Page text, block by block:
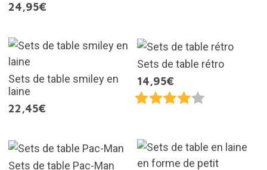
24,95€
Sets de table smiley en
laine
22,45€
Sets de table rétro
14,95€
Sets de table Pac-Man